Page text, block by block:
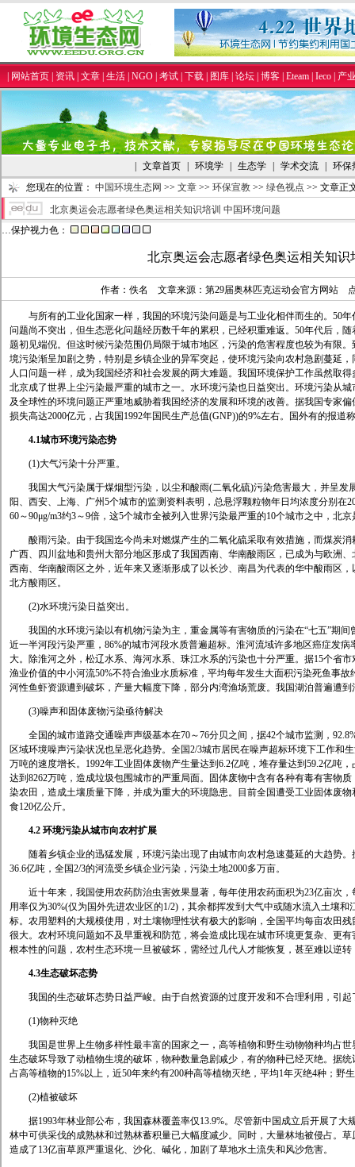
网站首页 资讯 文章 生活 NGO 考试 下载 图库 论坛 博客 Eteam Ieco 产
文章首页 环境学 生态学 学术交流
环保
您现在的位置： 中国环境生态网 >> 文章 >> 环保宣教 >> 绿色视点 >> 文章正
北京奥运会志愿者绿色奥运相关知识培训 中国环境问题
…保护视力色：
北京奥运会志愿者绿色奥运相关知识
作者：佚名 文章来源：第29届奥林匹克运动会官方网站
与所有的工业化国家一样，我国的环境污染问题是与工业化相伴而生的。50年
问题尚不突出，但生态恶化问题经历数千年的累积，已经积重难返。50年代后，
题初见端倪。但这时候污染范围仍局限于城市地区，污染的危害程度也较为有限
境污染渐呈加剧之势，特别是乡镇企业的异军突起，使环境污染向农村急剧蔓延
人口问题一样，成为我国经济和社会发展的两大难题。我国环境保护工作虽然取
北京成了世界上尘污染最严重的城市之一。水环境污染也日益突出。环境污染从
及全球性的环境问题正严重地威胁着我国经济的发展和环境的改善。据我国专家
损失高达2000亿元，占我国1992年国民生产总值(GNP))的9%左右。国外有的报道
4.1城市环境污染态势
(1)大气污染十分严重。
我国大气污染属于煤烟型污染，以尘和酸雨(二氧化硫)污染危害最大，并呈发
阳、西安、上海、广州5个城市的监测资料表明，总悬浮颗粒物年日均浓度分别在
60～90μg/m3约3～9倍，这5个城市全被列入世界污染最严重的10个城市之中，北
酸雨污染。由于我国迄今尚未对燃煤产生的二氧化硫采取有效措施，而煤炭消
广西、四川盆地和贵州大部分地区形成了我国西南、华南酸雨区，已成为与欧洲
西南、华南酸雨区之外，近年来又逐渐形成了以长沙、南昌为代表的华中酸雨区
北方酸雨区。
(2)水环境污染日益突出。
我国的水环境污染以有机物污染为主，重金属等有害物质的污染在“七五”期间
近一半河段污染严重，86%的城市河段水质普遍超标。淮河流域许多地区癌症发
大。除淮河之外，松辽水系、海河水系、珠江水系的污染也十分严重。据15个省
渔业价值的中小河流50%不符合渔业水质标准，平均每年发生大面积污染死鱼事
河性鱼虾资源遭到破坏，产量大幅度下降，部分内湾渔场荒废。我国湖泊普遍遭
(3)噪声和固体废物污染亟待解决
全国的城市道路交通噪声声级基本在70～76分贝之间，据42个城市监测，
区域环境噪声污染状况也呈恶化趋势。全国2/3城市居民在噪声超标环境下工作和
万吨的速度增长。1992年工业固体废物产生量达到6.2亿吨，堆存量达到59.2亿吨
达到8262万吨，造成垃圾包围城市的严重局面。固体废物中含有各种有毒有害物
染农田，造成土壤质量下降，并成为重大的环境隐患。目前全国遭受工业固体废
食120亿公斤。
4.2 环境污染从城市向农村扩展
随着乡镇企业的迅猛发展，环境污染出现了由城市向农村急速蔓延的大趋势。
36.6亿吨，全国2/3的河流受乡镇企业污染，污染土地2000多万亩。
近十年来，我国使用农药防治虫害效果显著，每年使用农药面积为23亿亩次，
用率仅为30%(仅为国外先进农业区的1/2)，其余都挥发到大气中或随水流入土壤
标。农用塑料的大规模使用，对土壤物理性状有极大的影响，全国平均每亩农田
很大。农村环境问题如不及早重视和防范，将会造成比现在城市环境更复杂、更
根本性的问题，农村生态环境一旦被破坏，需经过几代人才能恢复，甚至难以逆转
4.3生态破坏态势
我国的生态破坏态势日益严峻。由于自然资源的过度开发和不合理利用，引起
(1)物种灭绝
我国是世界上生物多样性最丰富的国家之一，高等植物和野生动物物种均占世
生态破坏导致了动植物生境的破坏，物种数量急剧减少，有的物种已经灭绝。据
占高等植物的15%以上，近50年来约有200种高等植物灭绝，平均1年灭绝4种；野
(2)植被破坏
据1993年林业部公布，我国森林覆盖率仅13.9%。尽管新中国成立后开展了大
林中可供采伐的成熟林和过熟林蓄积量已大幅度减少。同时，大量林地被侵占。
造成了13亿亩草原严重退化、沙化、碱化，加剧了草地水土流失和风沙危害。